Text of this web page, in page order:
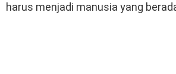
harus menjadi manusia yang